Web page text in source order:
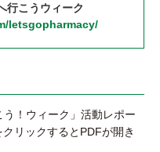
こうウィーク
letsgopharmacy/
！ウィーク」活動レポー
リックするとPDFが開き